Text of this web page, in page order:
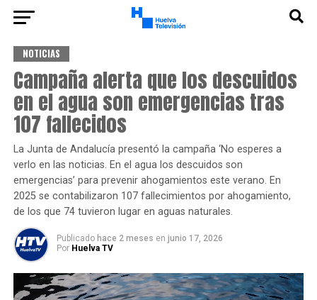
NOTICIAS
Campaña alerta que los descuidos
en el agua son emergencias tras
107 fallecidos
La Junta de Andalucía presentó la campaña ‘No esperes a
verlo en las noticias. En el agua los descuidos son
emergencias’ para prevenir ahogamientos este verano. En
2025 se contabilizaron 107 fallecimientos por ahogamiento,
de los que 74 tuvieron lugar en aguas naturales.
Publicado hace 2 meses en junio 17, 2026
Por Huelva TV